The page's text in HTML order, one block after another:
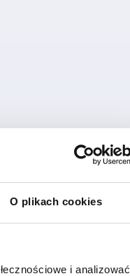
O plikach cookies
i analizować